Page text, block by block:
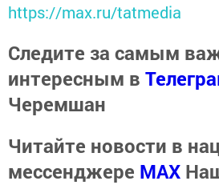
https://max.ru/tatmedia
Следите за самым
интересным в
Черемшан
Читайте новости в
мессенджере MАХ